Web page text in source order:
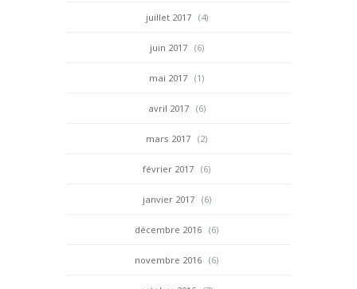
juillet 2017 (4)
juin 2017 (6)
mai 2017 (1)
avril 2017 (6)
mars 2017 (2)
février 2017 (6)
janvier 2017 (6)
décembre 2016 (6)
novembre 2016 (6)